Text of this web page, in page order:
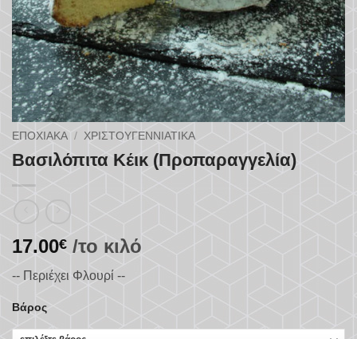
ΕΠΟΧΙΑΚΆ / ΧΡΙΣΤΟΥΓΕΝΝΙΆΤΙΚΑ
Βασιλόπιτα Κέικ (Προπαραγγελία)
17.00€ /το κιλό
-- Περιέχει Φλουρί --
Βάρος